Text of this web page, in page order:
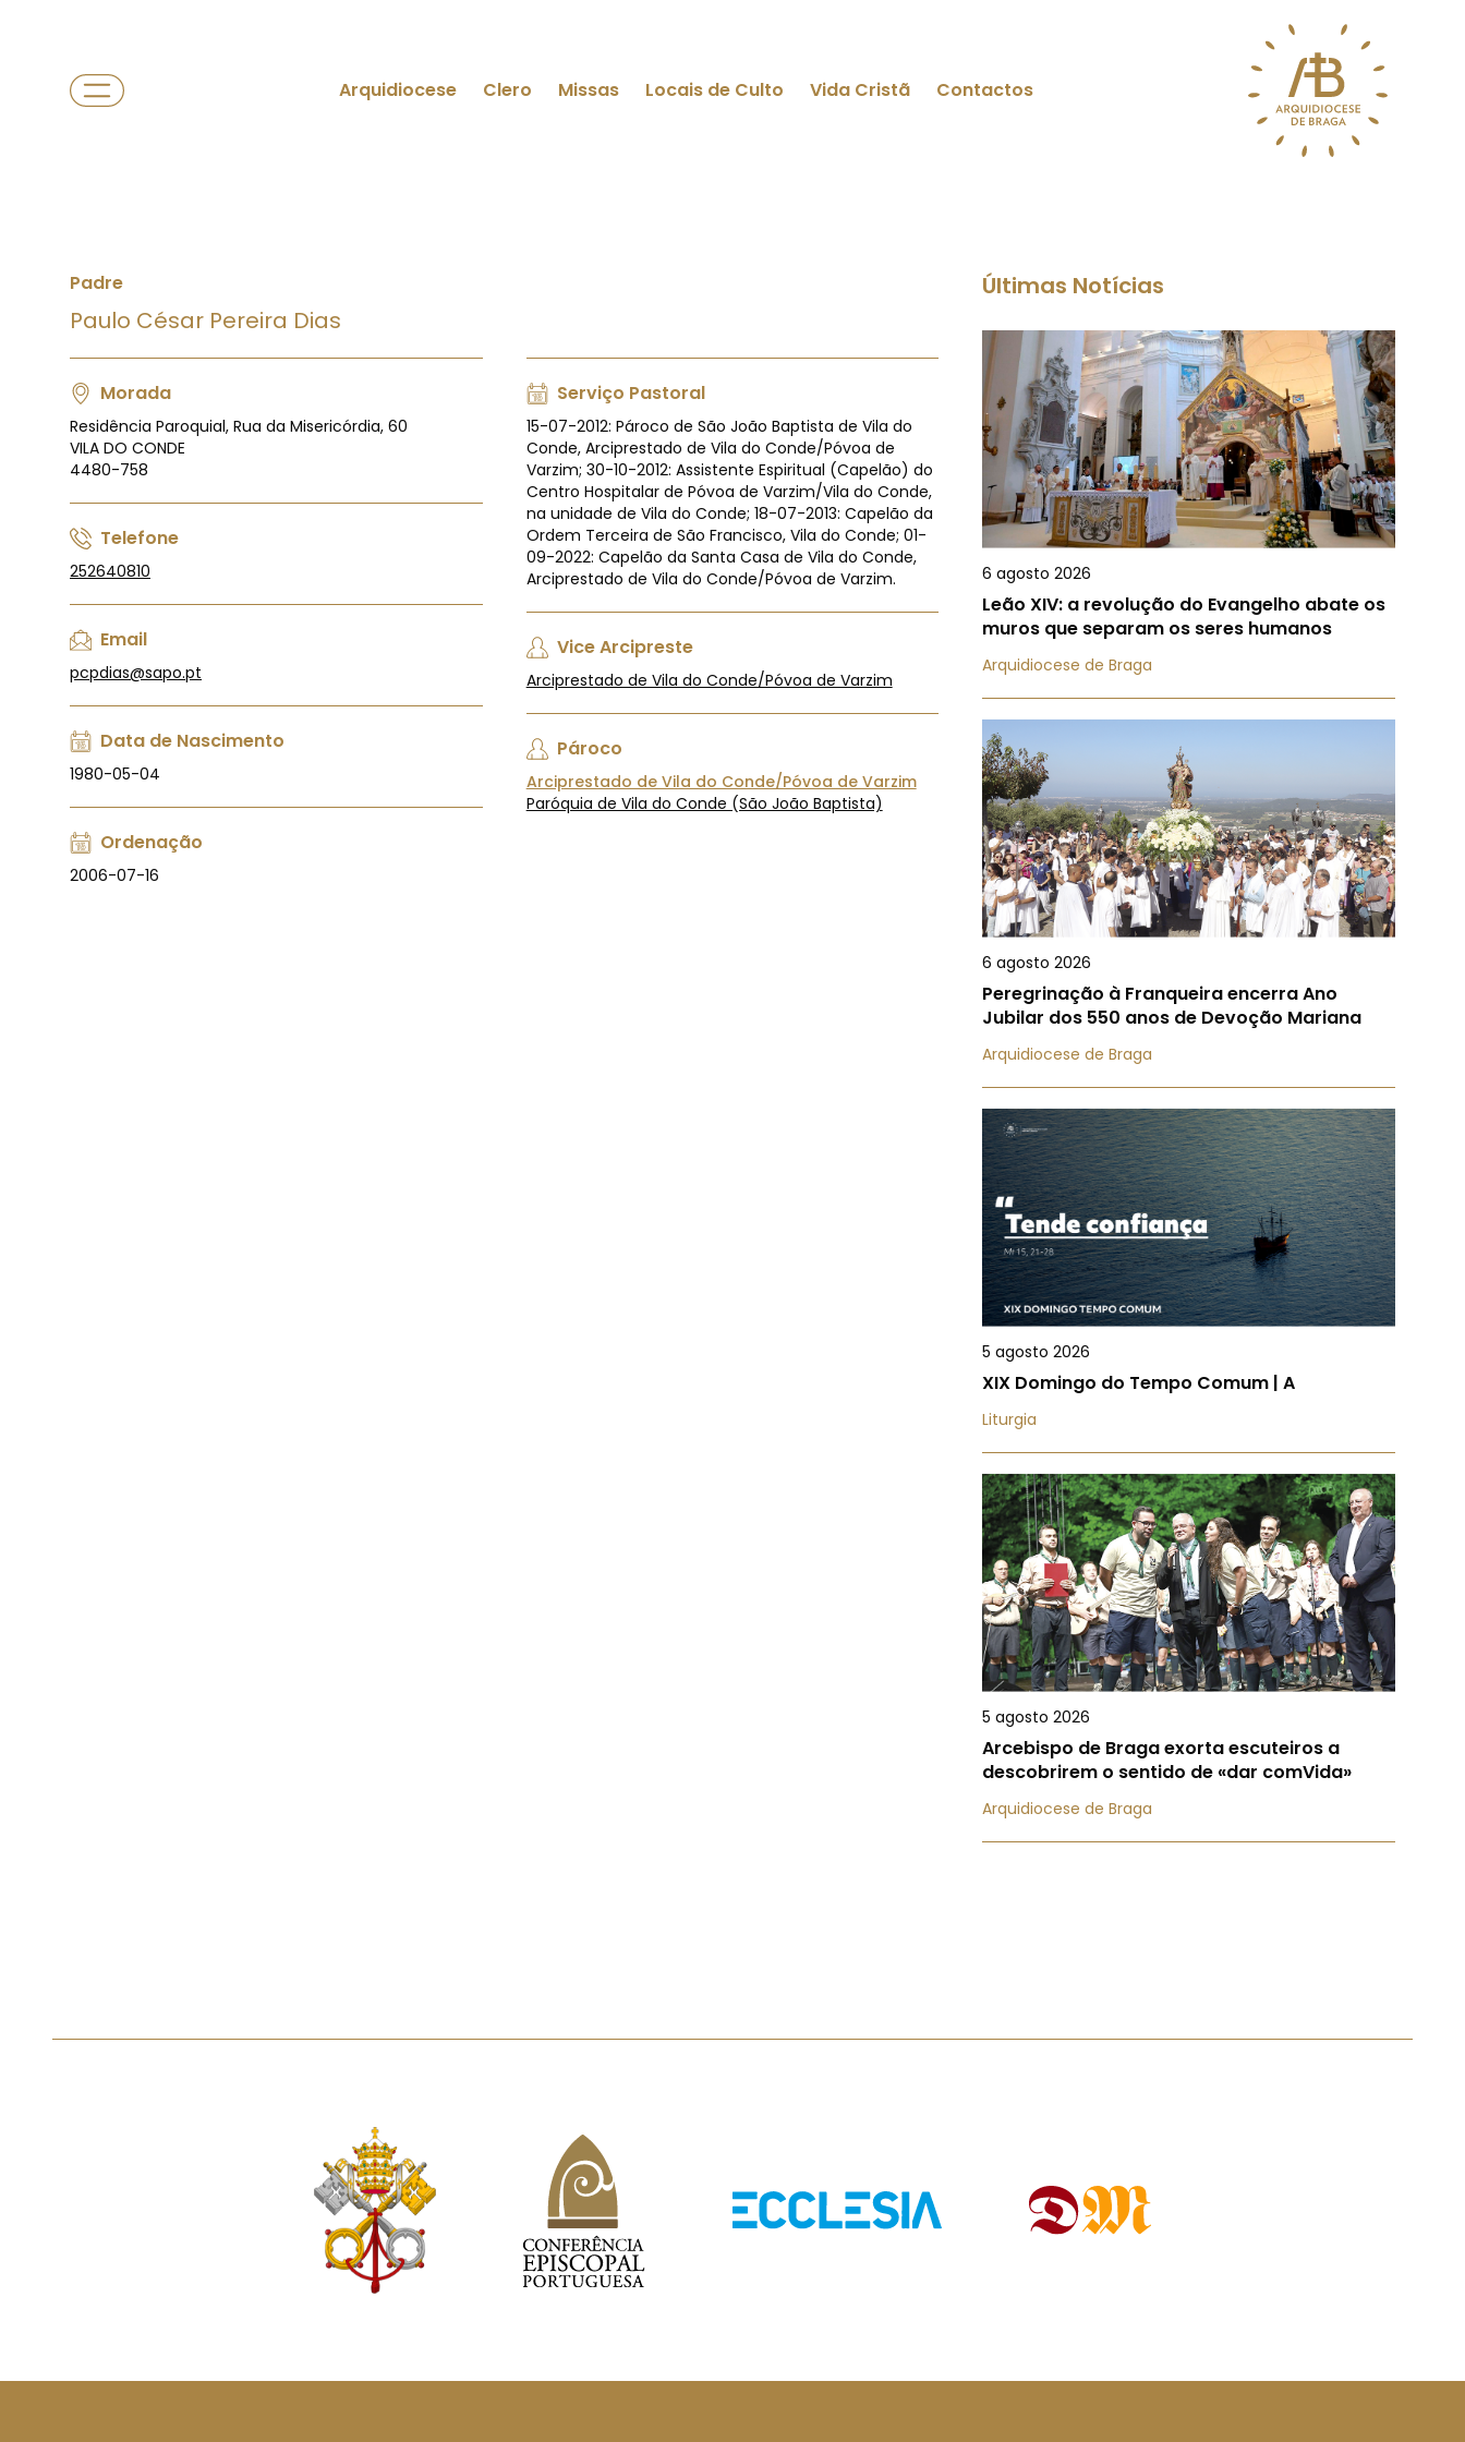
Arquidiocese Clero Missas Locais de Culto Vida Cristã Contactos
Padre
Paulo César Pereira Dias
Morada
Residência Paroquial, Rua da Misericórdia, 60
VILA DO CONDE
4480-758
Telefone
252640810
Email
pcpdias@sapo.pt
Data de Nascimento
1980-05-04
Ordenação
2006-07-16
Serviço Pastoral
15-07-2012: Pároco de São João Baptista de Vila do
Conde, Arciprestado de Vila do Conde/Póvoa de
Varzim; 30-10-2012: Assistente Espiritual (Capelão) do
Centro Hospitalar de Póvoa de Varzim/Vila do Conde,
na unidade de Vila do Conde; 18-07-2013: Capelão da
Ordem Terceira de São Francisco, Vila do Conde; 01-
09-2022: Capelão da Santa Casa de Vila do Conde,
Arciprestado de Vila do Conde/Póvoa de Varzim.
Vice Arcipreste
Arciprestado de Vila do Conde/Póvoa de Varzim
Pároco
Arciprestado de Vila do Conde/Póvoa de Varzim
Paróquia de Vila do Conde (São João Baptista)
Últimas Notícias
6 agosto 2026
Leão XIV: a revolução do Evangelho abate os
muros que separam os seres humanos
Arquidiocese de Braga
6 agosto 2026
Peregrinação à Franqueira encerra Ano
Jubilar dos 550 anos de Devoção Mariana
Arquidiocese de Braga
5 agosto 2026
XIX Domingo do Tempo Comum | A
Liturgia
5 agosto 2026
Arcebispo de Braga exorta escuteiros a
descobrirem o sentido de «dar comVida»
Arquidiocese de Braga